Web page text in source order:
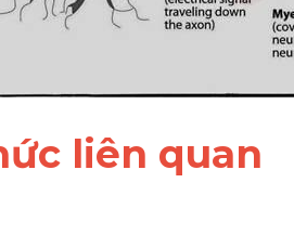
liên quan